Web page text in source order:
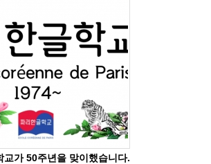
가 50주년을 맞이했습니다.